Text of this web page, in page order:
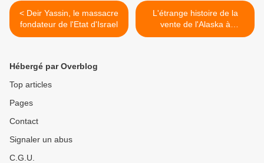
< Deir Yassin, le massacre
fondateur de l'Etat d'Israel
L'étrange histoire de la
vente de l'Alaska à
l'Amérique par la Russie >
Hébergé par Overblog
Top articles
Pages
Contact
Signaler un abus
C.G.U.